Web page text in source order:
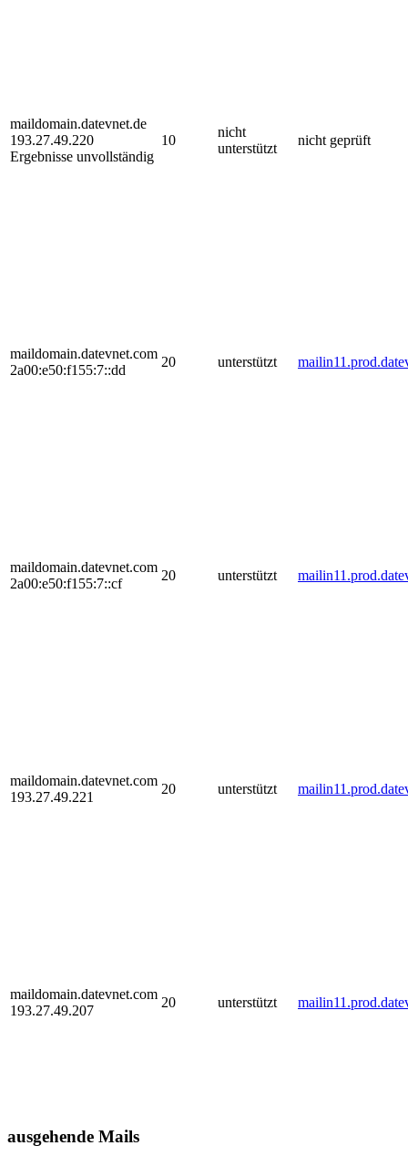
maildomain.datevnet.de
193.27.49.220
Ergebnisse unvollständig
10
nicht
unterstützt
nicht geprüft
maildomain.datevnet.com
2a00:e50:f155:7::dd
20 unterstützt
maildomain.datevnet.com
2a00:e50:f155:7::cf
20 unterstützt
maildomain.datevnet.com
193.27.49.221
20 unterstützt
maildomain.datevnet.com
193.27.49.207
20 unterstützt
ausgehende Mails